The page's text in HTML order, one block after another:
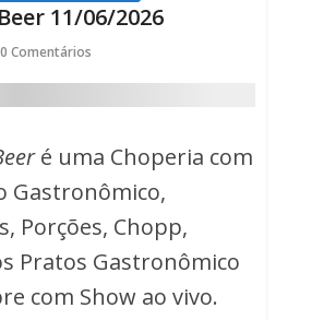
11/06/2026
0 Comentários
é uma Choperia com
Gastronômico,
Porções, Chopp,
Pratos Gastronômico
com Show ao vivo.